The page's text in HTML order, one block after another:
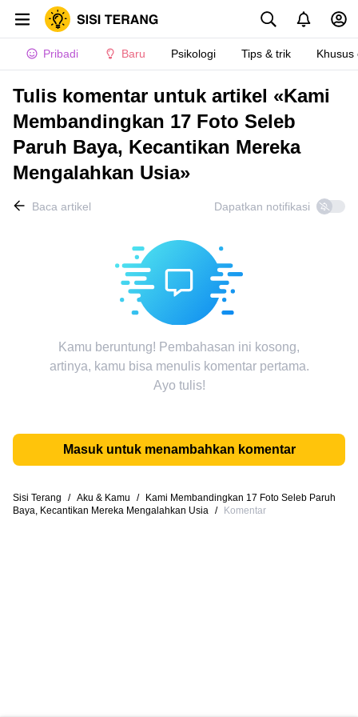
Pribadi Baru Psikologi Tips & trik Khusus
Tulis komentar untuk artikel «Kami
Membandingkan 17 Foto Seleb
Paruh Baya, Kecantikan Mereka
Mengalahkan Usia»
Baca artikel Dapatkan notifikasi
Kamu beruntung! Pembahasan ini kosong,
artinya, kamu bisa menulis komentar pertama.
Ayo tulis!
Masuk untuk menambahkan komentar
Sisi Terang / Aku & Kamu /
Kami Membandingkan 17 Foto Seleb Paruh
Baya, Kecantikan Mereka Mengalahkan Usia / Komentar